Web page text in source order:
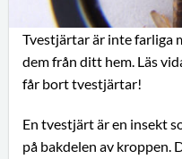
Tvestjärtar är inte farliga
dem från ditt hem. Läs
får bort tvestjärtar!
En tvestjärt är en insekt
på bakdelen av kroppen.